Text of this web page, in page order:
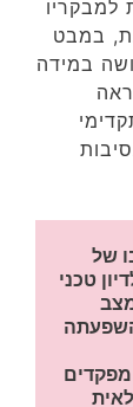
למבקריו
במבט
במידה